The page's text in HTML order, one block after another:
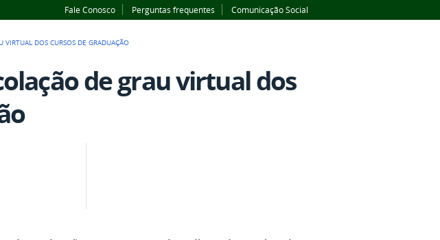
Fale Conosco Perguntas frequentes Comunicação Social
DOS CURSOS DE GRADUAÇÃO
de grau virtual dos